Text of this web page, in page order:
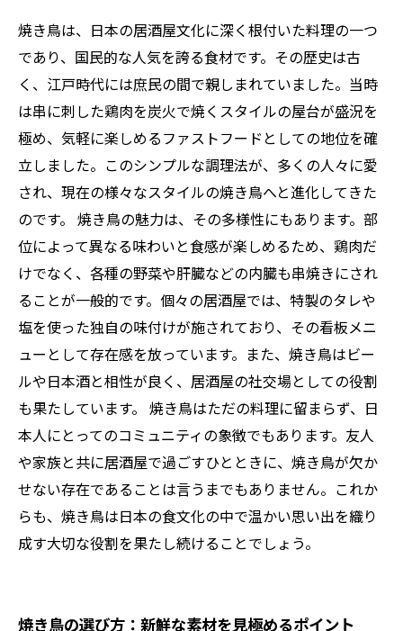
焼き鳥は、日本の居酒屋文化に深く根付いた料理の一つ
であり、国民的な人気を誇る食材です。その歴史は古
く、江戸時代には庶民の間で親しまれていました。当時
は串に刺した鶏肉を炭火で焼くスタイルの屋台が盛況を
極め、気軽に楽しめるファストフードとしての地位を確
立しました。このシンプルな調理法が、多くの人々に愛
され、現在の様々なスタイルの焼き鳥へと進化してきた
のです。 焼き鳥の魅力は、その多様性にもあります。部
位によって異なる味わいと食感が楽しめるため、鶏肉だ
けでなく、各種の野菜や肝臓などの内臓も串焼きにされ
ることが一般的です。個々の居酒屋では、特製のタレや
塩を使った独自の味付けが施されており、その看板メニ
ューとして存在感を放っています。また、焼き鳥はビー
ルや日本酒と相性が良く、居酒屋の社交場としての役割
も果たしています。 焼き鳥はただの料理に留まらず、日
本人にとってのコミュニティの象徴でもあります。友人
や家族と共に居酒屋で過ごすひとときに、焼き鳥が欠か
せない存在であることは言うまでもありません。これか
らも、焼き鳥は日本の食文化の中で温かい思い出を織り
成す大切な役割を果たし続けることでしょう。
焼き鳥の選び方：新鮮な素材を見極めるポイント